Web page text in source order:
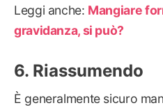
Leggi anche: Mangiare
gravidanza, si può?
Riassumendo
È generalmente sicuro